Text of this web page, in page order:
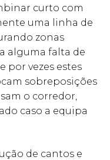
curto com
uma linha de
zonas
alguma falta de
vezes estes
sobreposições
o corredor,
caso a equipa
de cantos e